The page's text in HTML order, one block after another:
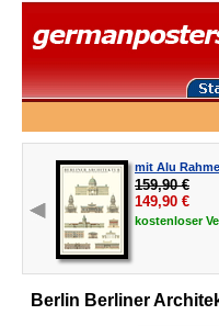
mit Alu
159,90 €
149,90 €
kostenloser
Berlin Berliner